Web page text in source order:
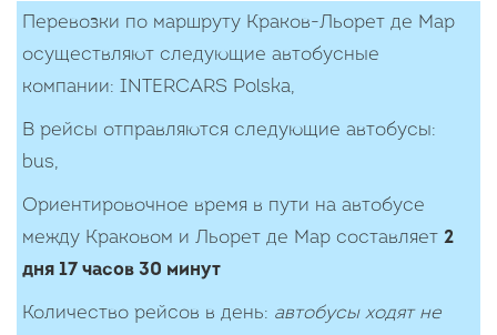
Перевозки по маршруту Краков-Льорет де Мар
осуществляют следующие автобусные
компании: INTERCARS Polska,
В рейсы отправляются следующие автобусы:
bus,
Ориентировочное время в пути на автобусе
между Краковом и Льорет де Мар составляет 2
дня 17 часов 30 минут
Количество рейcов в день: автобусы ходят не